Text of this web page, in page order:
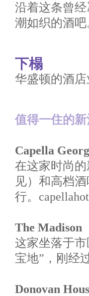
沿着这条曾
潮如织的酒吧
下榻
华盛顿的酒
值得一住的
Capella
在这家时尚
见）和高档
行。
The Madison
这家坐落于
宝地”，刚经
Donovan